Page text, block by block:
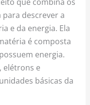
descrever a
e da energia. Ela
é composta
energia.
elétrons e
básicas da